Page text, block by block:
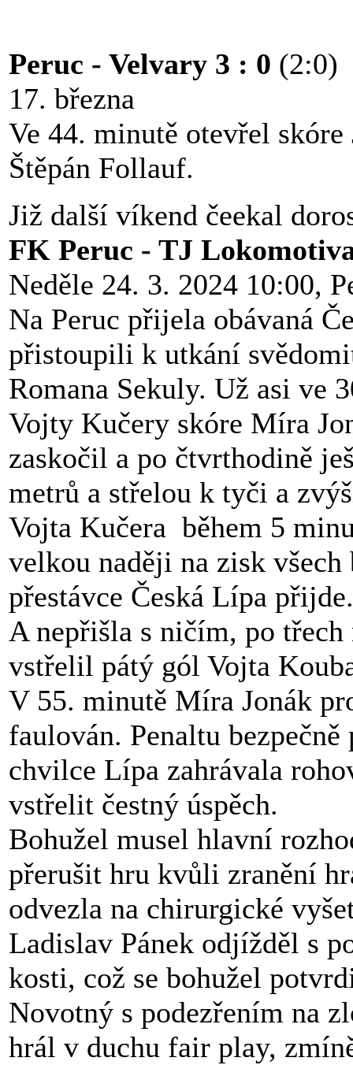
Peruc - Velvary 3 : 0 (2:0)
17. března
Ve 44. minutě otevřel
Štěpán Follauf.
Již další víkend čeekal
FK Peruc - TJ
Neděle 24. 3. 2024 10:00,
Na Peruc přijela obávaná
přistoupili k utkání
Romana Sekuly. Už asi ve
Vojty Kučery skóre Míra
zaskočil a po čtvrthodině
metrů a střelou k tyči a
Vojta Kučera během 5
velkou naději na zisk
přestávce Česká Lípa přijde.
A nepřišla s ničím, po
vstřelil pátý gól Vojta
V 55. minutě Míra Jonák
faulován. Penaltu
chvilce Lípa zahrávala
vstřelit čestný úspěch.
Bohužel musel hlavní
přerušit hru kvůli zranění
odvezla na chirurgické
Ladislav Pánek odjížděl s
kosti, což se bohužel
Novotný s podezřením na
hrál v duchu fair play,